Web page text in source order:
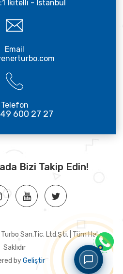
İkitelli - İstanbul
Email
Telefon
600 27 27
Bizi Takip Edin!
San.Tic. Ltd.Şti. | Tüm Hakları
Saklıdır
byGeliştir